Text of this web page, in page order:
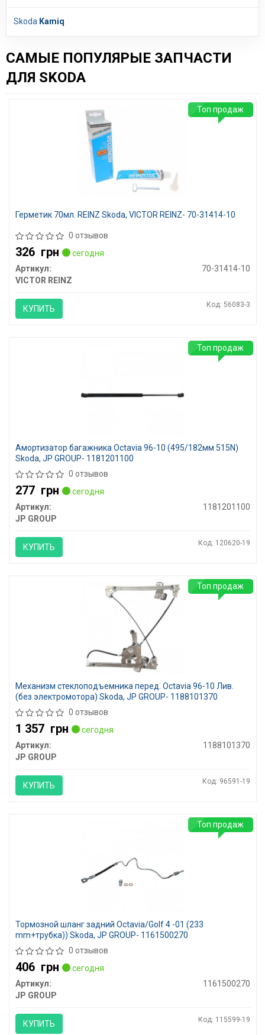
Skoda Kamiq
САМЫЕ ПОПУЛЯРЫЕ ЗАПЧАСТИ
ДЛЯ SKODA
Герметик 70мл. REINZ Skoda, VICTOR REINZ- 70-31414-10
0 отзывов
326 грн
сегодня
Артикул:
70-31414-10
VICTOR REINZ
КУПИТЬ Код: 56083-3
Топ продаж
Амортизатор багажника Octavia 96-10 (495/182мм 515N)
Skoda, JP GROUP- 1181201100
0 отзывов
277 грн
сегодня
Артикул:
1181201100
JP GROUP
КУПИТЬ Код: 120620-19
Топ продаж
Механизм стеклоподъемника перед. Octavia 96-10 Лив.
(без электромотора) Skoda, JP GROUP- 1188101370
0 отзывов
1 357 грн
сегодня
Артикул:
1188101370
JP GROUP
КУПИТЬ Код: 96591-19
Топ продаж
Тормозной шланг задний Octavia/Golf 4 -01 (233
mm+трубка)) Skoda, JP GROUP- 1161500270
0 отзывов
406 грн
сегодня
Артикул:
1161500270
JP GROUP
КУПИТЬ Код: 115599-19
Топ продаж